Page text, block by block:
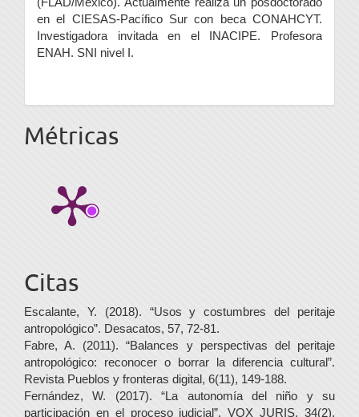
en el CIESAS-Pacífico Sur con beca CONAHCYT.
Investigadora invitada en el INACIPE. Profesora
ENAH. SNI nivel I.
Métricas
Citas
Escalante, Y. (2018). “Usos y costumbres del peritaje
antropológico”. Desacatos, 57, 72-81.
Fabre, A. (2011). “Balances y perspectivas del peritaje
antropológico: reconocer o borrar la diferencia cultural”.
Revista Pueblos y fronteras digital, 6(11), 149-188.
Fernández, W. (2017). “La autonomía del niño y su
participación en el proceso judicial”. VOX JURIS, 34(2),